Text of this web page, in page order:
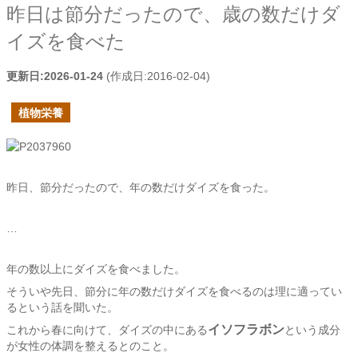
昨日は節分だったので、歳の数だけダ
イズを食べた
更新日:2026-01-24 (作成日:2016-02-04)
植物栄養
昨日、節分だったので、年の数だけダイズを食った。
年の数以上にダイズを食べました。
そういや先日、節分に年の数だけダイズを食べるのは理に適ってい
るという話を聞いた。
これから春に向けて、ダイズの中にあるイソフラボンという成分
が女性の体調を整えるとのこと。